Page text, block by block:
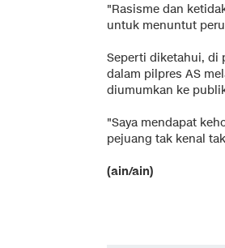
"Rasisme dan
untuk menuntut
Seperti diketahui, di
dalam pilpres AS
diumumkan ke
"Saya mendapat
pejuang tak kenal
(ain/ain)